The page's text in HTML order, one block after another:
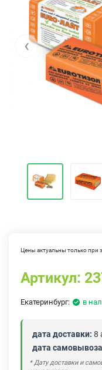
‹
Цены актуальны только при
Артикул:
Екатеринбург: в
дата доставки: 8
дата
* Дату доставки и